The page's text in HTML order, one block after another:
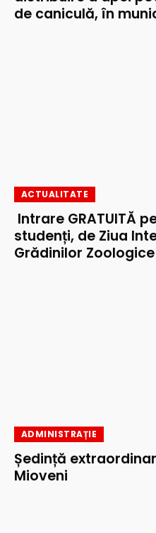
de caniculă, în
ACTUALITATE
Intrare GRATUITĂ
studenți, de Ziua
Grădinilor Zoologice
ADMINISTRAȚIE
Ședință
Mioveni